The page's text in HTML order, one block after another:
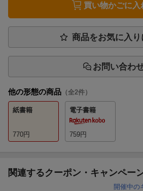
買い物かごに入
商品をお気に入り
お問い合わ
他の形態の商品 （全2件）
紙書籍
770円
電子書籍
759円
関連するクーポン・キャンペー
開催中の